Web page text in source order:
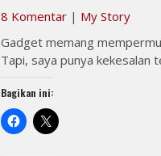
8 Komentar | My Story
Gadget memang
Tapi, saya punya kekesalan
Bagikan ini: